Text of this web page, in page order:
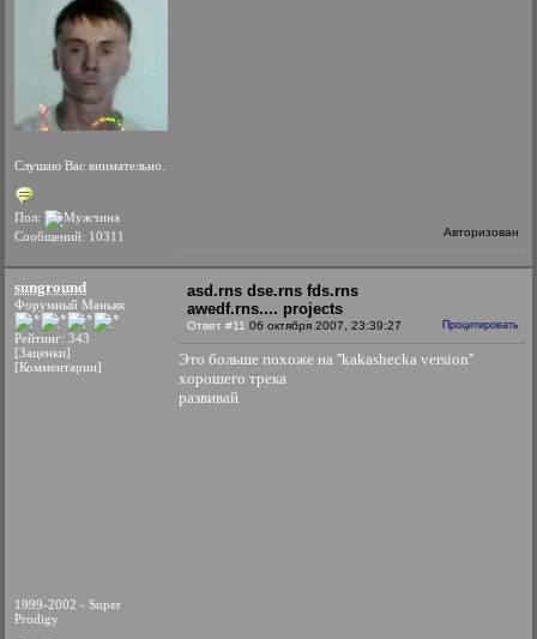
Слушаю Вас внимательно.
Пол:
Сообщений: 10311
Авторизован
sunground
Форумный Маньяк
Рейтинг: 343
[Заценки]
[Комментарии]
1999-2002 - Super
Prodigy
asd.rns dse.rns fds.rns
awedf.rns.... projects
Ответ #11 06 октября 2007, 23:39:27 Процитировать
Это больше похоже на ''kakashecka version''
хорошего трека
развивай